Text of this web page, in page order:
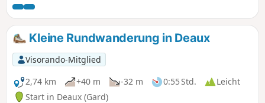
Drôme, den Mont Ventoux ...
bewundern können. Trotz der
zahlreichen Wege ist die Orientierung
nicht schwierig, da Ihnen die Antennen
auf dem Gipfel als Orientierungshilfe
dienen.
Kleine Rundwanderung in Deaux
Visorando-Mitglied
2,74 km
+40 m -32 m 0:55 Std.
Leicht
Start in Deaux (Gard)